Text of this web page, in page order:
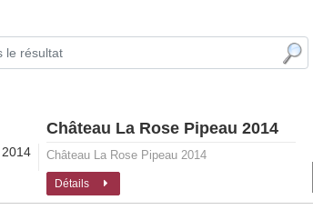
Château La Rose Pipeau 2014
Château La Rose Pipeau 2014
Détails